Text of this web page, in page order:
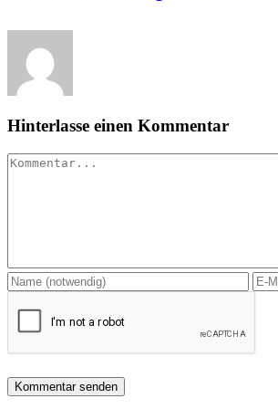
Hinterlasse einen Kommentar
Kommentar